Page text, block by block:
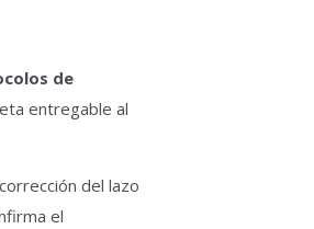
de
entregable al
del lazo
el